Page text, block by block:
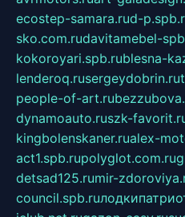
ecostep-samara.rud-
sko.com.rudavitamebel-
kokoroyari.spb.rublesna-
lenderoq.rusergeydobrin.ru
people-of-art.ru
dynamoauto.ruszk-
kingbolenskaner.rualex-
act1.spb.rupolyglot.com.ru
detsad125.rumir-
council.spb.ru